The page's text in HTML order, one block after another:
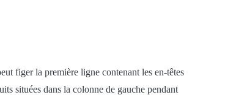
figer la première ligne contenant les en-têtes
situées dans la colonne de gauche pendant